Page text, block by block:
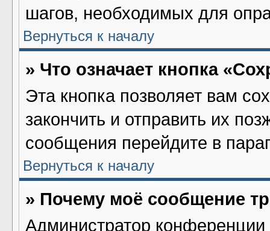
шагов, необходимых для
Вернуться к началу
» Что означает кнопка
Эта кнопка позволяет вам
закончить и отправить их
сообщения перейдите в
Вернуться к началу
» Почему моё сообщение
Администратор